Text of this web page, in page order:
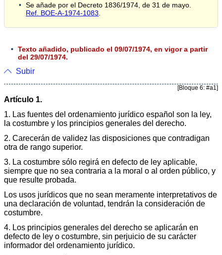
Se añade por el Decreto 1836/1974, de 31 de mayo.
Ref. BOE-A-1974-1083
Texto añadido, publicado el 09/07/1974, en vigor a partir
del 29/07/1974.
Subir
[Bloque 6: #a1]
Artículo 1.
1. Las fuentes del ordenamiento jurídico español son la ley,
la costumbre y los principios generales del derecho.
2. Carecerán de validez las disposiciones que contradigan
otra de rango superior.
3. La costumbre sólo regirá en defecto de ley aplicable,
siempre que no sea contraria a la moral o al orden público, y
que resulte probada.
Los usos jurídicos que no sean meramente interpretativos de
una declaración de voluntad, tendrán la consideración de
costumbre.
4. Los principios generales del derecho se aplicarán en
defecto de ley o costumbre, sin perjuicio de su carácter
informador del ordenamiento jurídico.